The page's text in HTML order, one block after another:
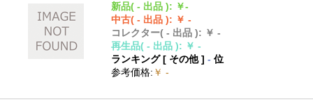
新品( - 出品 ): ￥-
中古( - 出品 ): ￥ -
コレクター( - 出品 ): ￥ -
再生品( - 出品 ): ￥ -
ランキング [ その他]- 位
参考価格: ￥ -